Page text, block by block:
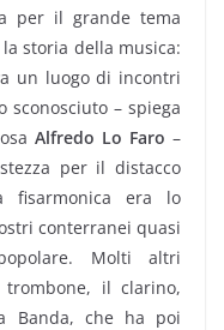
per il grande tema
storia della musica:
un luogo di incontri
– spiega
Alfredo Lo Faro –
per il distacco
fisarmonica era lo
conterranei quasi
Molti altri
il clarino,
Banda, che ha poi